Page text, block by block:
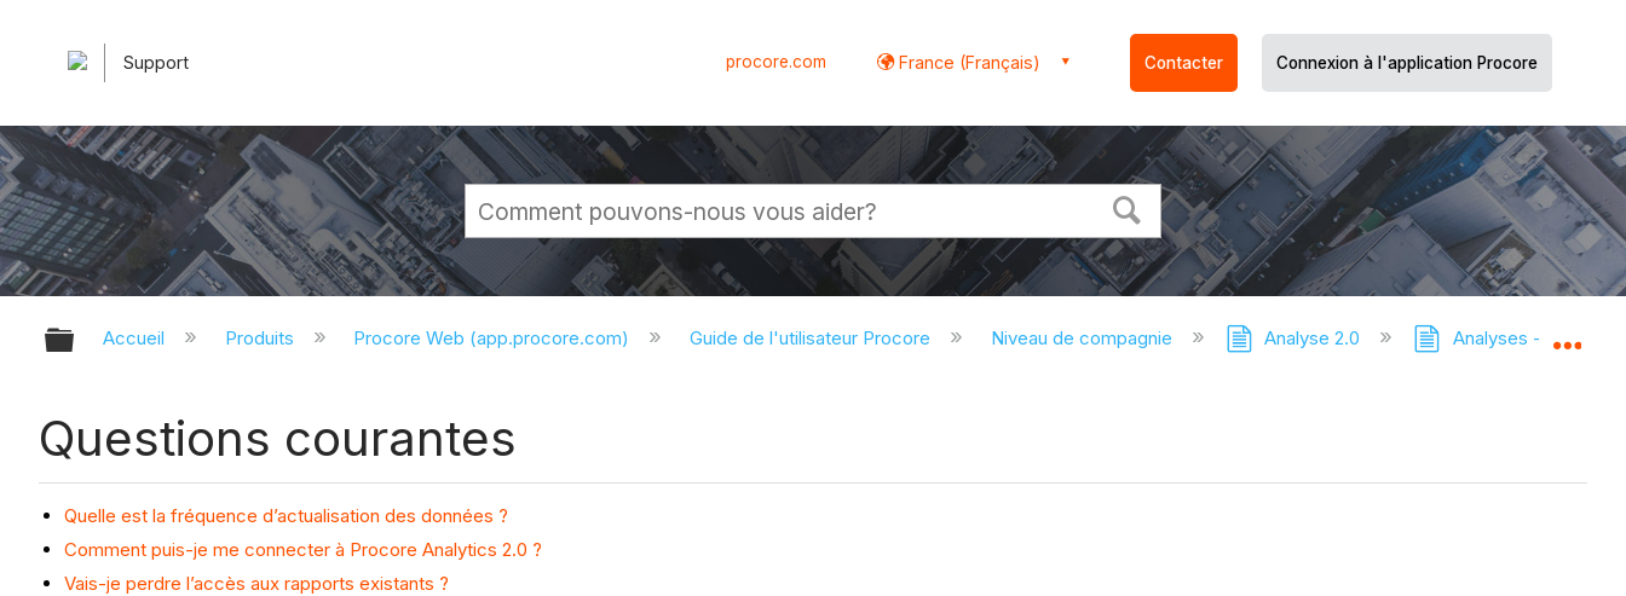
Support procore.com France (Français) Contacter Connexion à l'application Procore
Développer/réduire la hiérarchie globale
Accueil Produits Procore Web (app.procore.com) Guide de l'utilisateur Procore Niveau de compagnie Analyse 2.0 Analyses - Tutoriels
Questions courantes
Quelle est la fréquence d’actualisation des données ?
Comment puis-je me connecter à Procore Analytics 2.0 ?
Vais-je perdre l’accès aux rapports existants ?